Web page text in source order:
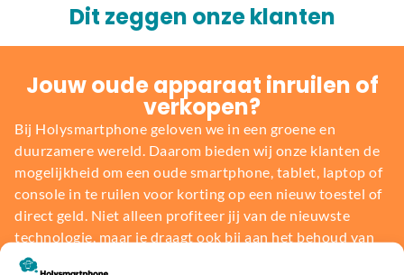
Dit zeggen onze klanten
Jouw oude apparaat inruilen of
verkopen?
Bij Holysmartphone geloven we in een groene en
duurzamere wereld. Daarom bieden wij onze klanten de
mogelijkheid om een oude smartphone, tablet, laptop of
console in te ruilen voor korting op een nieuw toestel of
direct geld. Niet alleen profiteer jij van de nieuwste
technologie, maar je draagt ook bij aan het behoud van
onze planeet.